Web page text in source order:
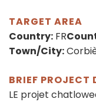
TARGET AREA
Country: FR
Town/City:
BRIEF PROJECT
LE projet